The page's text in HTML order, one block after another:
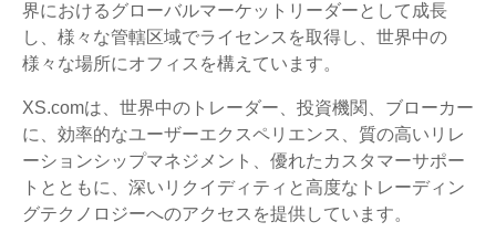
界におけるグローバルマーケットリーダーとして成長
し、様々な管轄区域でライセンスを取得し、世界中の
様々な場所にオフィスを構えています。
XS.comは、世界中のトレーダー、投資機関、ブローカー
に、効率的なユーザーエクスペリエンス、質の高いリレ
ーションシップマネジメント、優れたカスタマーサポー
トとともに、深いリクイディティと高度なトレーディン
グテクノロジーへのアクセスを提供しています。